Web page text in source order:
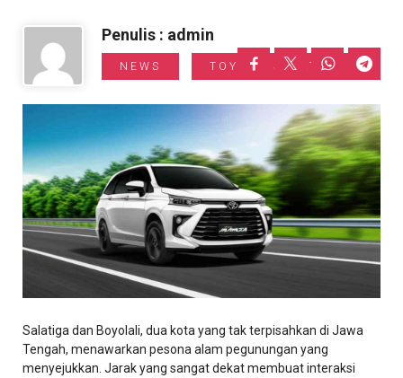
Penulis : admin
NEWS TOYOTA SALATIGA
Salatiga dan Boyolali, dua kota yang tak terpisahkan di Jawa
Tengah, menawarkan pesona alam pegunungan yang
menyejukkan. Jarak yang sangat dekat membuat interaksi